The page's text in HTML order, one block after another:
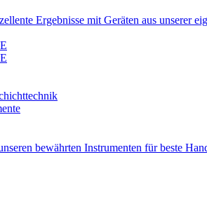
Ergebnisse mit Geräten aus unserer
bewährten Instrumenten für beste